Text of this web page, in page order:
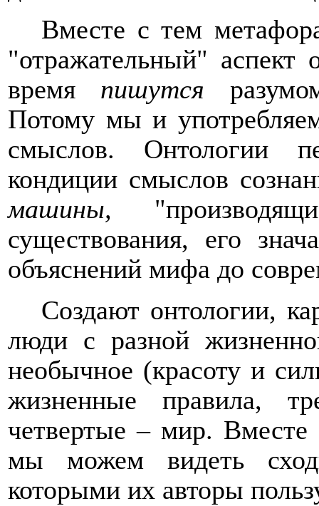
Вместе с тем
"отражательный"
время пишутся
Потому мы и
смыслов. Онтологии
кондиции смыслов
машины,
существования, его
объяснений мифа до
Создают онтологии,
люди с разной
необычное (красоту и
жизненные правила,
четвертые – мир.
мы можем видеть
которыми их авторы